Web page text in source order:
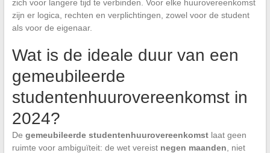
zich voor langere tijd te verbinden. Voor elke huurovereenkomst
zijn er logica, rechten en verplichtingen, zowel voor de student
als voor de eigenaar.
Wat is de ideale duur van een
gemeubileerde
studentenhuurovereenkomst in
2024?
De gemeubileerde studentenhuurovereenkomstlaat geen
ruimte voor ambiguïteit: de wet vereist negen maanden , niet